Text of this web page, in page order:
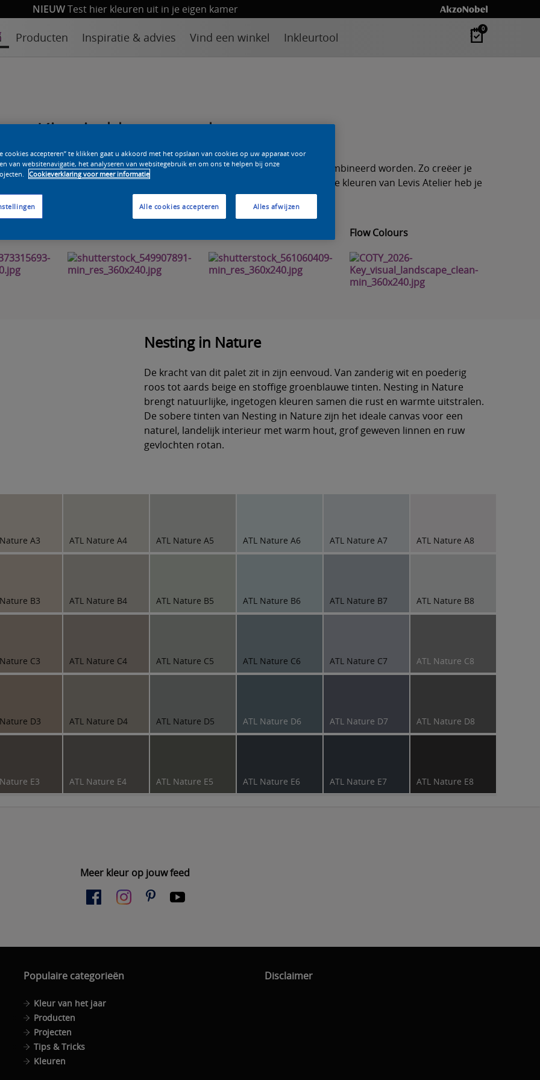
NIEUWTest hier kleuren uit in je eigen kamer
Producten Inspiratie & advies Vind een winkel Inkleurtool
0
Kies je kleurenpalet
woonstijlen. Bovendien kunnen de kleuren binnen een palet vlot gecombineerd worden. Zo creëer je
rust in huis of grenzeloze creativiteit die je energie geeft? Met de kleuren van Levis Atelier heb je
de vrije hand.
Flow Colours
Nesting in Nature
De kracht van dit palet zit in zijn eenvoud. Van zanderig wit en poederig
roos tot aards beige en stoffige groenblauwe tinten. Nesting in Nature
brengt natuurlijke, ingetogen kleuren samen die rust en warmte uitstralen.
De sobere tinten van Nesting in Nature zijn het ideale canvas voor een
naturel, landelijk interieur met warm hout, grof geweven linnen en ruw
gevlochten rotan.
A3 ATL Nature A4 ATL Nature A5 ATL Nature A6 ATL Nature A7 ATL Nature A8
B3 ATL Nature B4 ATL Nature B5 ATL Nature B6 ATL Nature B7 ATL Nature B8
C3 ATL Nature C4 ATL Nature C5 ATL Nature C6 ATL Nature C7 ATL Nature C8
D3 ATL Nature D4 ATL Nature D5 ATL Nature D6 ATL Nature D7 ATL Nature D8
E3 ATL Nature E4 ATL Nature E5 ATL Nature E6 ATL Nature E7 ATL Nature E8
Meer kleur op jouw feed
Populaire categorieën
Kleur van het jaar
Producten
Projecten
Tips & Tricks
Kleuren
Disclaimer
cookies accepteren” te klikken gaat u akkoord met het opslaan van cookies op uw apparaat voor
van websitenavigatie, het analyseren van websitegebruik en om ons te helpen bij onze
Cookieverklaring voor meer informatie
Alles afwijzen
Alle cookies accepteren